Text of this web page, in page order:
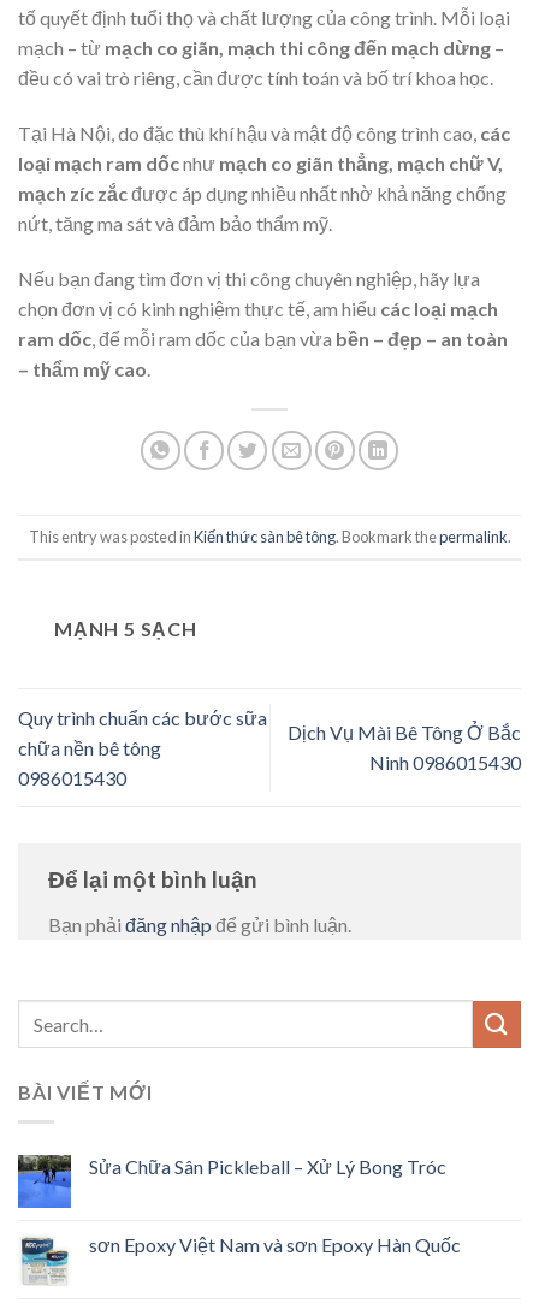
tố quyết định tuổi thọ và chất lượng của công trình. Mỗi loại
mạch – từ mạch co giãn, mạch thi công đến mạch dừng –
đều có vai trò riêng, cần được tính toán và bố trí khoa học.
Tại Hà Nội, do đặc thù khí hậu và mật độ công trình cao, các
loại mạch ram dốcnhư mạch co giãn thẳng, mạch chữ V,
mạch zíc zắcđược áp dụng nhiều nhất nhờ khả năng chống
nứt, tăng ma sát và đảm bảo thẩm mỹ.
Nếu bạn đang tìm đơn vị thi công chuyên nghiệp, hãy lựa
chọn đơn vị có kinh nghiệm thực tế, am hiểu các loại mạch
ram dốc , để mỗi ram dốc của bạn vừa bền – đẹp – an toàn
– thẩm mỹ cao
This entry was posted inKiến thức sàn bê tông. Bookmark thepermalink.
MẠNH 5 SẠCH
Quy trình chuẩn các bước sữa
chữa nền bê tông
0986015430
Dịch Vụ Mài Bê Tông Ở Bắc
Ninh 0986015430
Để lại một bình luận
Bạn phải đăng nhập để gửi bình luận.
BÀI VIẾT MỚI
Sửa Chữa Sân Pickleball – Xử Lý Bong Tróc
sơn Epoxy Việt Nam và sơn Epoxy Hàn Quốc